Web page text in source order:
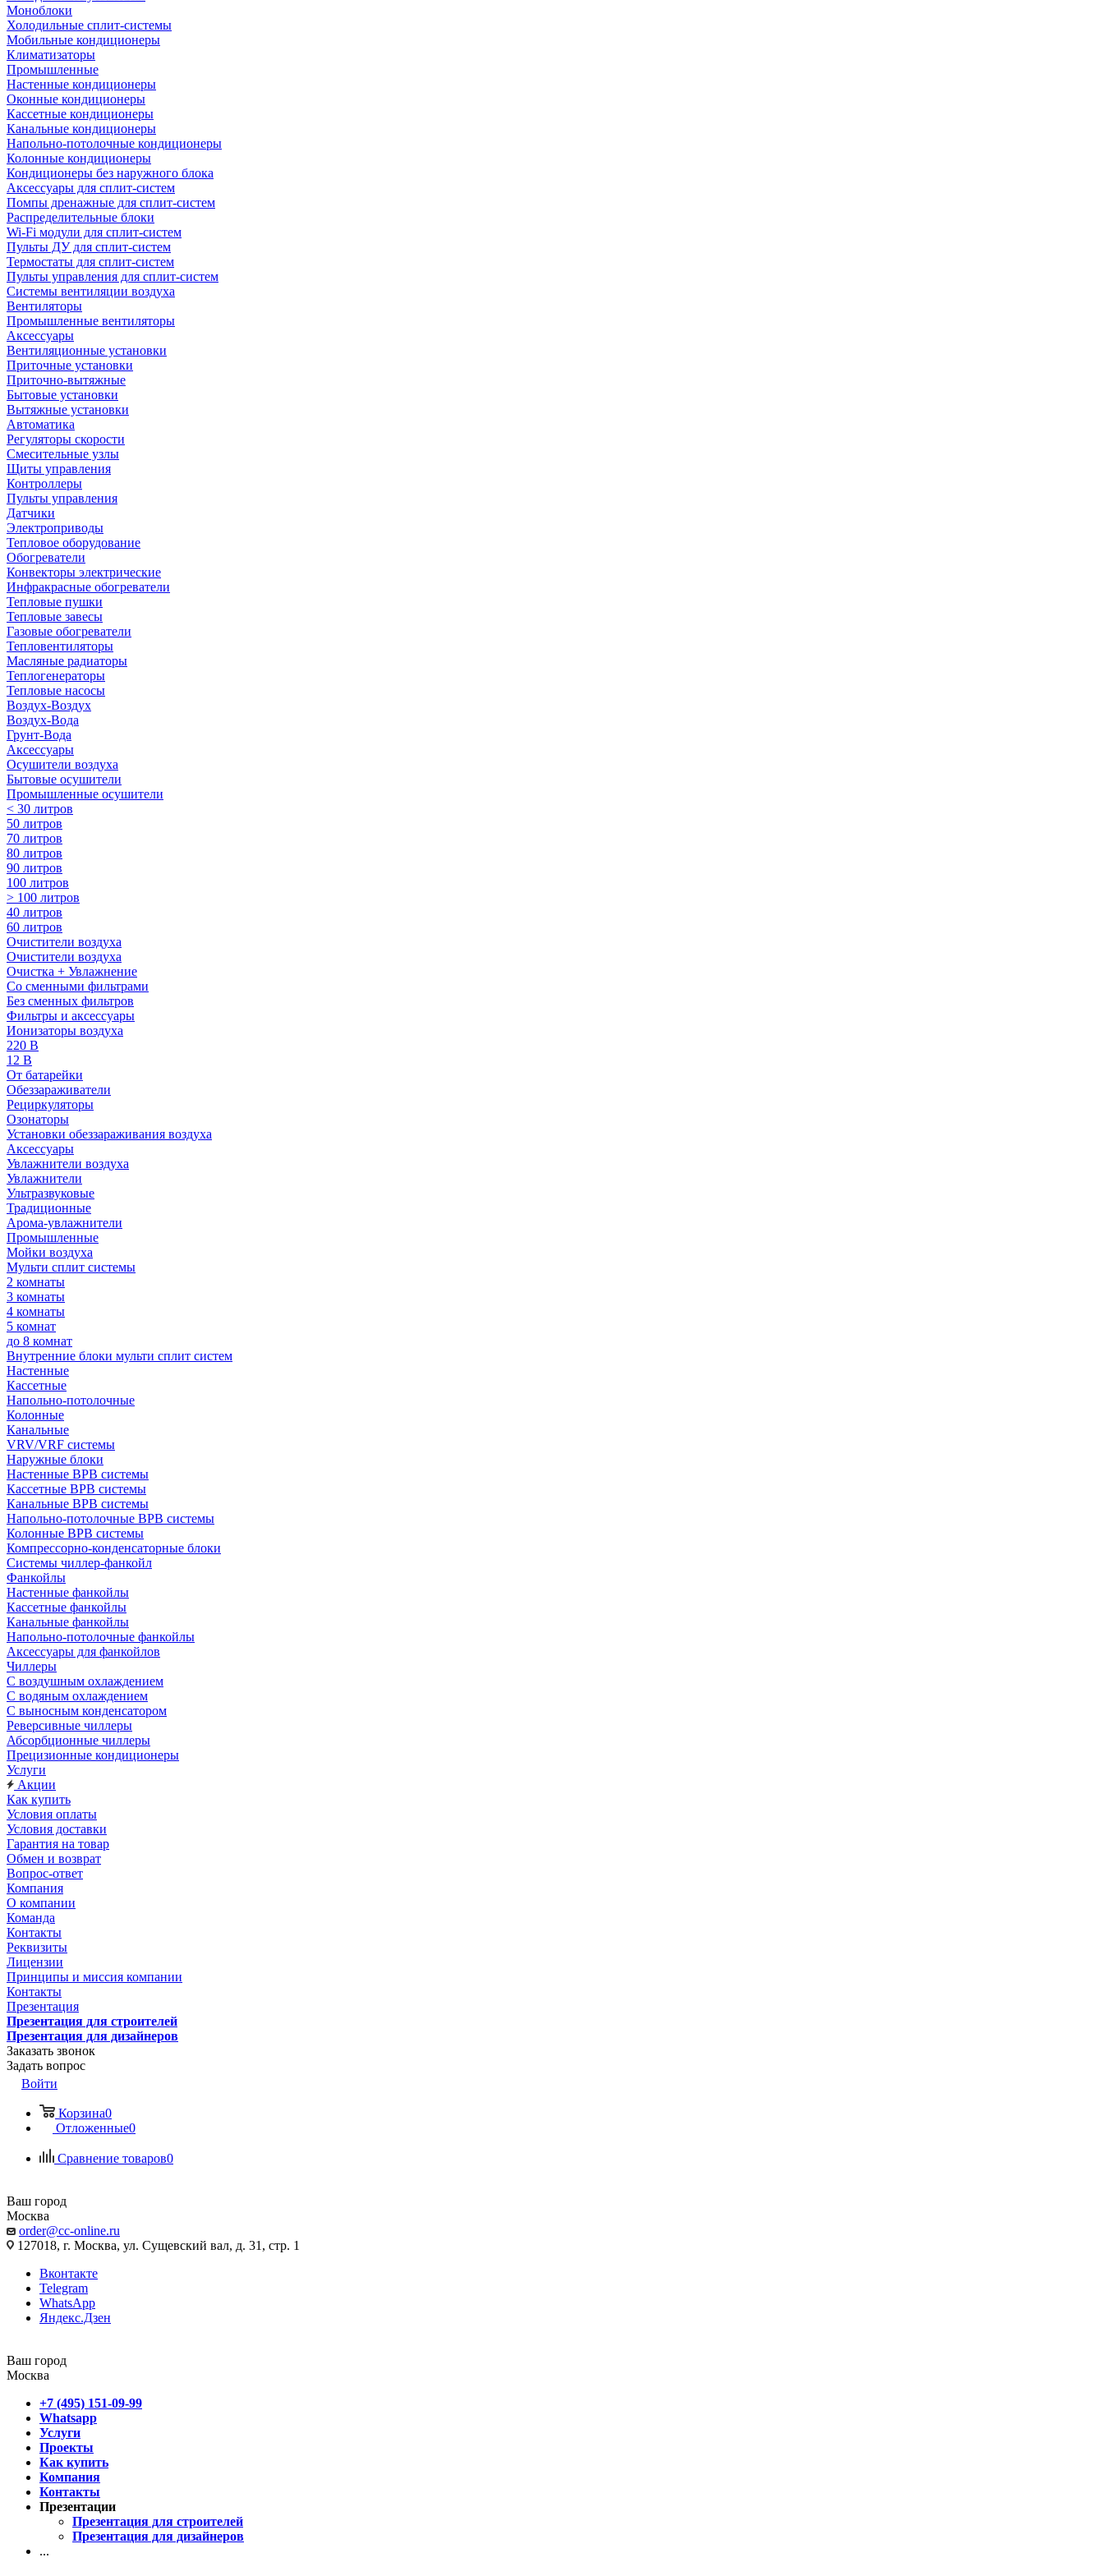
Моноблоки
Холодильные сплит-системы
Мобильные кондиционеры
Климатизаторы
Промышленные
Настенные кондиционеры
Оконные кондиционеры
Кассетные кондиционеры
Канальные кондиционеры
Напольно-потолочные кондиционеры
Колонные кондиционеры
Кондиционеры без наружного блока
Аксессуары для сплит-систем
Помпы дренажные для сплит-систем
Распределительные блоки
Wi-Fi модули для сплит-систем
Пульты ДУ для сплит-систем
Термостаты для сплит-систем
Пульты управления для сплит-систем
Системы вентиляции воздуха
Вентиляторы
Промышленные вентиляторы
Аксессуары
Вентиляционные установки
Приточные установки
Приточно-вытяжные
Бытовые установки
Вытяжные установки
Автоматика
Регуляторы скорости
Смесительные узлы
Щиты управления
Контроллеры
Пульты управления
Датчики
Электроприводы
Тепловое оборудование
Обогреватели
Конвекторы электрические
Инфракрасные обогреватели
Тепловые пушки
Тепловые завесы
Газовые обогреватели
Тепловентиляторы
Масляные радиаторы
Теплогенераторы
Тепловые насосы
Воздух-Воздух
Воздух-Вода
Грунт-Вода
Аксессуары
Осушители воздуха
Бытовые осушители
Промышленные осушители
< 30 литров
50 литров
70 литров
80 литров
90 литров
100 литров
> 100 литров
40 литров
60 литров
Очистители воздуха
Очистители воздуха
Очистка + Увлажнение
Cо сменными фильтрами
Без сменных фильтров
Фильтры и аксессуары
Ионизаторы воздуха
220 В
12 В
От батарейки
Обеззараживатели
Рециркуляторы
Озонаторы
Установки обеззараживания воздуха
Аксессуары
Увлажнители воздуха
Увлажнители
Ультразвуковые
Традиционные
Арома-увлажнители
Промышленные
Мойки воздуха
Мульти сплит системы
2 комнаты
3 комнаты
4 комнаты
5 комнат
до 8 комнат
Внутренние блоки мульти сплит систем
Настенные
Кассетные
Напольно-потолочные
Колонные
Канальные
VRV/VRF системы
Наружные блоки
Настенные ВРВ системы
Кассетные ВРВ системы
Канальные ВРВ системы
Напольно-потолочные ВРВ системы
Колонные ВРВ системы
Компрессорно-конденсаторные блоки
Системы чиллер-фанкойл
Фанкойлы
Настенные фанкойлы
Кассетные фанкойлы
Канальные фанкойлы
Напольно-потолочные фанкойлы
Аксессуары для фанкойлов
Чиллеры
С воздушным охлаждением
С водяным охлаждением
С выносным конденсатором
Реверсивные чиллеры
Абсорбционные чиллеры
Прецизионные кондиционеры
Услуги
Акции
Как купить
Условия оплаты
Условия доставки
Гарантия на товар
Обмен и возврат
Вопрос-ответ
Компания
О компании
Команда
Контакты
Реквизиты
Лицензии
Принципы и миссия компании
Контакты
Презентация
Презентация для строителей
Презентация для дизайнеров
Заказать звонок
Задать вопрос
Войти
Корзина0
Отложенные0
Сравнение товаров0
Ваш город
Москва
order@cc-online.ru
127018, г. Москва, ул. Сущевский вал, д. 31, стр. 1
Вконтакте
Telegram
WhatsApp
Яндекс.Дзен
Ваш город
Москва
+7 (495) 151-09-99
Whatsapp
Услуги
Проекты
Как купить
Компания
Контакты
Презентации
Презентация для строителей
Презентация для дизайнеров
...